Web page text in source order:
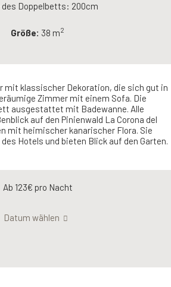
des Doppelbetts: 200cm
Größe: 38 m2
mit klassischer Dekoration, die sich gut in
Zimmer mit einem Sofa. Die
ausgestattet mit Badewanne. Alle
auf den Pinienwald La Corona del
mit heimischer kanarischer Flora. Sie
Hotels und bieten Blick auf den Garten.
Ab 123€ pro Nacht
Datum wählen